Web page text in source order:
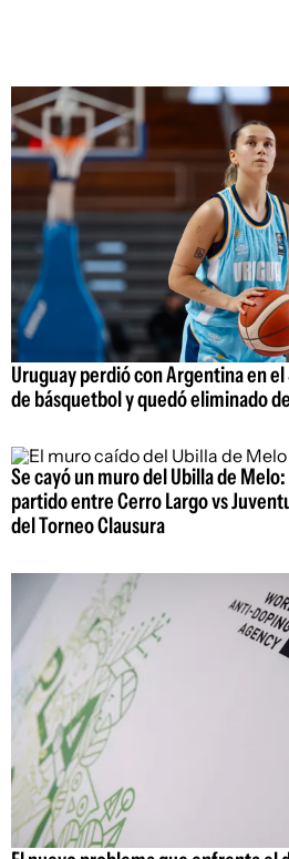
Uruguay perdió con Argentina en
de básquetbol y quedó eliminado
Se cayó un muro del Ubilla de
partido entre Cerro Largo vs
del Torneo Clausura